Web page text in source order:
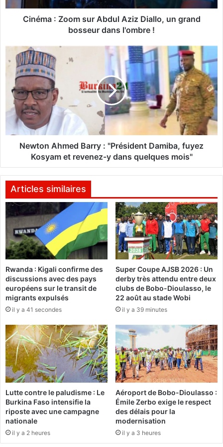
Z
u
u
D
l
l
,
u
n
g
r
a
n
d
o
s
s
e
u
r
d
a
n
s
l
Cinéma : Zoom sur Abdul Aziz Diallo, un grand
bosseur dans l'ombre !
e
A
m
B
a
r
:
r
é
s
i
d
e
n
D
a
m
i
b
a
,
f
u
e
Newton Ahmed Barry : "Président Damiba, fuyez
Kosyam et revenez-y dans quelques mois"
Articles similaires
Rwanda : Kigali confirme des
discussions avec des pays
européens sur le transit de
migrants expulsés
il y a 41 secondes
Super Coupe AJSB 2026 : Un
derby très attendu entre deux
clubs de Bobo-Dioulasso, le
22 août au stade Wobi
il y a 39 minutes
Lutte contre le paludisme : Le
Burkina Faso intensifie la
riposte avec une campagne
nationale
il y a 2 heures
Aéroport de Bobo-Dioulasso :
Émile Zerbo exige le respect
des délais pour la
modernisation
il y a 3 heures